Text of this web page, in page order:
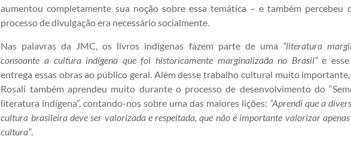
aumentou completamente sua noção sobre essa temática – e também percebeu
processo de divulgação era necessário socialmente.
Nas palavras da JMC, os livros indígenas fazem parte de uma “literatura
consoante a cultura indígena que foi historicamente marginalizada no Brasil”e
entrega essas obras ao público geral. Além desse trabalho cultural muito
Rosali também aprendeu muito durante o processo de desenvolvimento do
literatura indígena”, contando-nos sobre uma das maiores lições: “Aprendi que a
cultura brasileira deve ser valorizada e respeitada, que não é importante valorizar
cultura”.